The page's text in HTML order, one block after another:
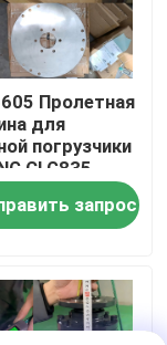
Пролетная
для
погрузчики
CLG835、
、ZL30E
、CLG855N
、CLG890
запрос